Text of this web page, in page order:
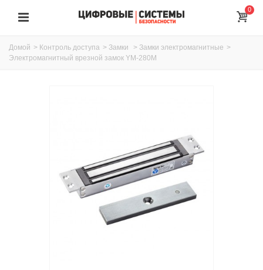
0
Домой > Контроль доступа > Замки > Замки электромагнитные >
Электромагнитный врезной замок YM-280M